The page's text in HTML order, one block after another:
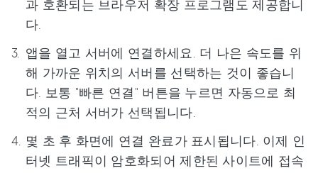
과 호환되는 브라우저 확장 프로그램도 제공합니
다.
앱을 열고 서버에 연결하세요. 더 나은 속도를 위
해 가까운 위치의 서버를 선택하는 것이 좋습니
다. 보통 "빠른 연결" 버튼을 누르면 자동으로 최
적의 근처 서버가 선택됩니다.
몇 초 후 화면에 연결 완료가 표시됩니다. 이제 인
터넷 트래픽이 암호화되어 제한된 사이트에 접속